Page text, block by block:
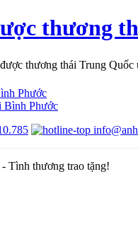
thương
được thương thái Trung
Phước
Tình thương trao tặng!